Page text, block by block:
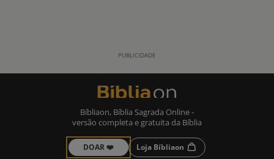
Bíbliaon, Bíblia Sagrada Online -
versão completa e gratuita da Bíblia
DOAR ❤️ Loja Bíbliaon